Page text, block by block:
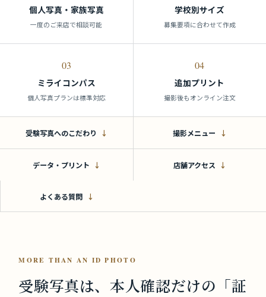
個人写真・家族写真
一度のご来店で相談可能
学校別サイズ
募集要項に合わせて作成
03
ミライコンパス
個人写真プランは標準対応
04
追加プリント
撮影後もオンライン注文
受験写真へのこだわり 撮影メニュー
データ・プリント 店舗アクセス
よくある質問
MORE THAN AN ID PHOTO
受験写真は、本人確認だけの 「証